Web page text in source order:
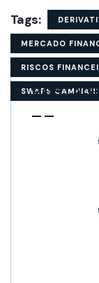
Tags:
MERCADO
RISCOS
SWAPS CAMBIAIS